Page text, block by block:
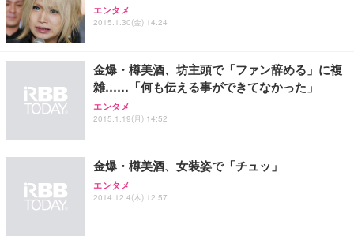
エンタメ
2015.1.30(金) 14:24
金爆・樽美酒、坊主頭で「ファン辞める」に複
雑……「何も伝える事ができてなかった」
エンタメ
2015.1.19(月) 14:52
金爆・樽美酒、女装姿で「チュッ」
エンタメ
2014.12.4(木) 12:57